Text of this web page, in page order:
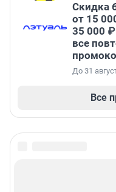
Скидка
от 15
35 000
все
До 31
Все